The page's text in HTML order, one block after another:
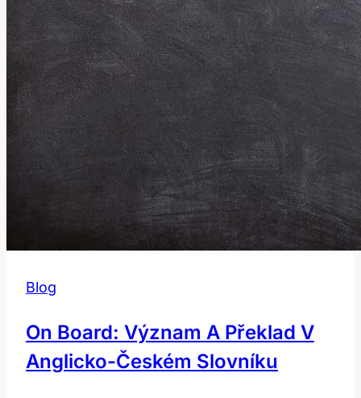
Výraz
Používat?
Blog
On Board: Význam A Překlad V
Anglicko-Českém Slovníku